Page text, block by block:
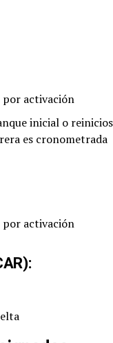
por activación
inicial o
es cronometrada
por activación